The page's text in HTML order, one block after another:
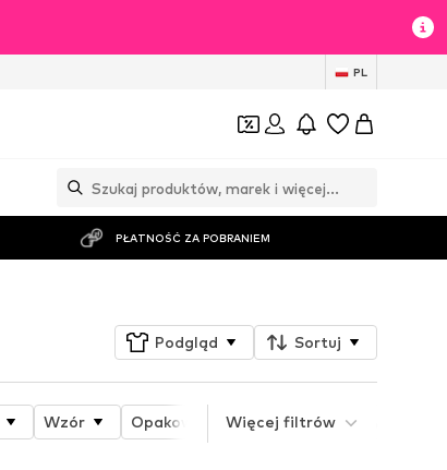
PL
PŁATNOŚĆ ZA POBRANIEM
Podgląd Sortuj
Wzór Opakowanie Świat tematyczny
Więcej filtrów